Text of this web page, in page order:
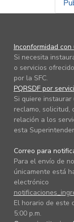
Inconformidad
Si necesita
o servicios
por la SFC.
PQRSDF por
Si quiere instaurar
reclamo, solicitud,
relación a los
esta
Correo para
Para el envío de
únicamente está
electrónico
El horario de este
5:00 p.m.